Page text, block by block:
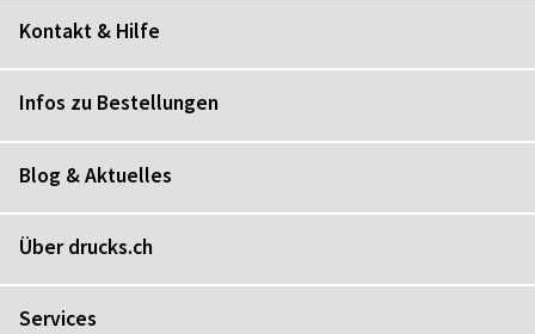
Kontakt & Hilfe
Infos zu Bestellungen
Blog & Aktuelles
Über drucks.ch
Services